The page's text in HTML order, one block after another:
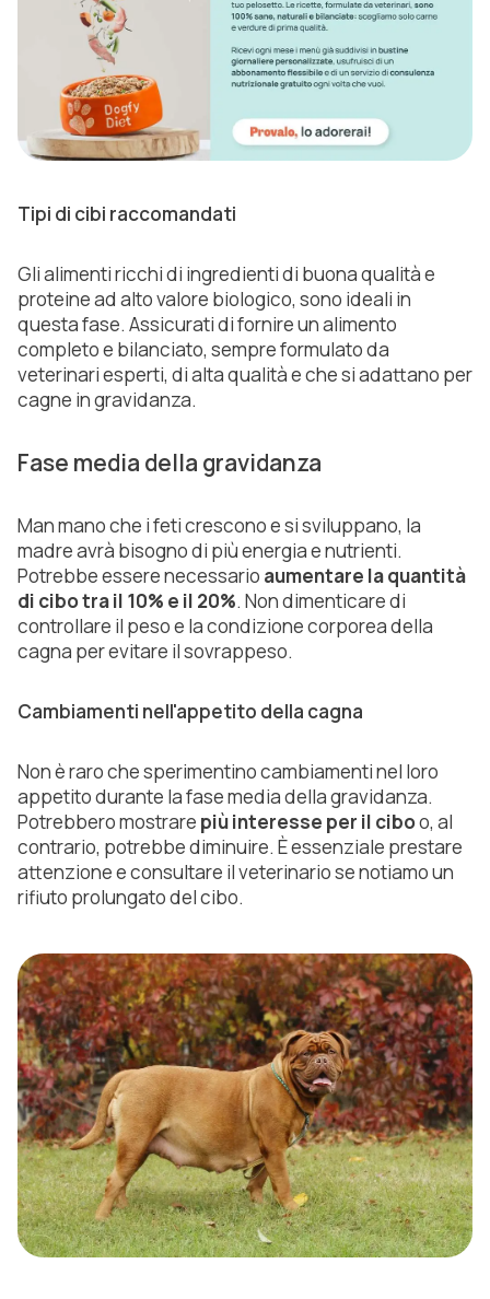
Tipi di cibi raccomandati
Gli alimenti ricchi di ingredienti di buona qualità e
proteine ad alto valore biologico, sono ideali in
questa fase. Assicurati di fornire un alimento
completo e bilanciato, sempre formulato da
veterinari esperti, di alta qualità e che si adattano per
cagne in gravidanza.
Fase media della gravidanza
Man mano che i feti crescono e si sviluppano, la
madre avrà bisogno di più energia e nutrienti.
Potrebbe essere necessario aumentare la quantità
di cibo tra il 10% e il 20%. Non dimenticare di
controllare il peso e la condizione corporea della
cagna per evitare il sovrappeso.
Cambiamenti nell'appetito della cagna
Non è raro che sperimentino cambiamenti nel loro
appetito durante la fase media della gravidanza.
Potrebbero mostrare più interesse per il ciboo, al
contrario, potrebbe diminuire. È essenziale prestare
attenzione e consultare il veterinario se notiamo un
rifiuto prolungato del cibo.